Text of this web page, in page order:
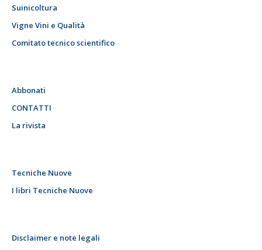
Suinicoltura
Vigne Vini e Qualità
Comitato tecnico scientifico
Abbonati
CONTATTI
La rivista
Tecniche Nuove
I libri Tecniche Nuove
Disclaimer e note legali